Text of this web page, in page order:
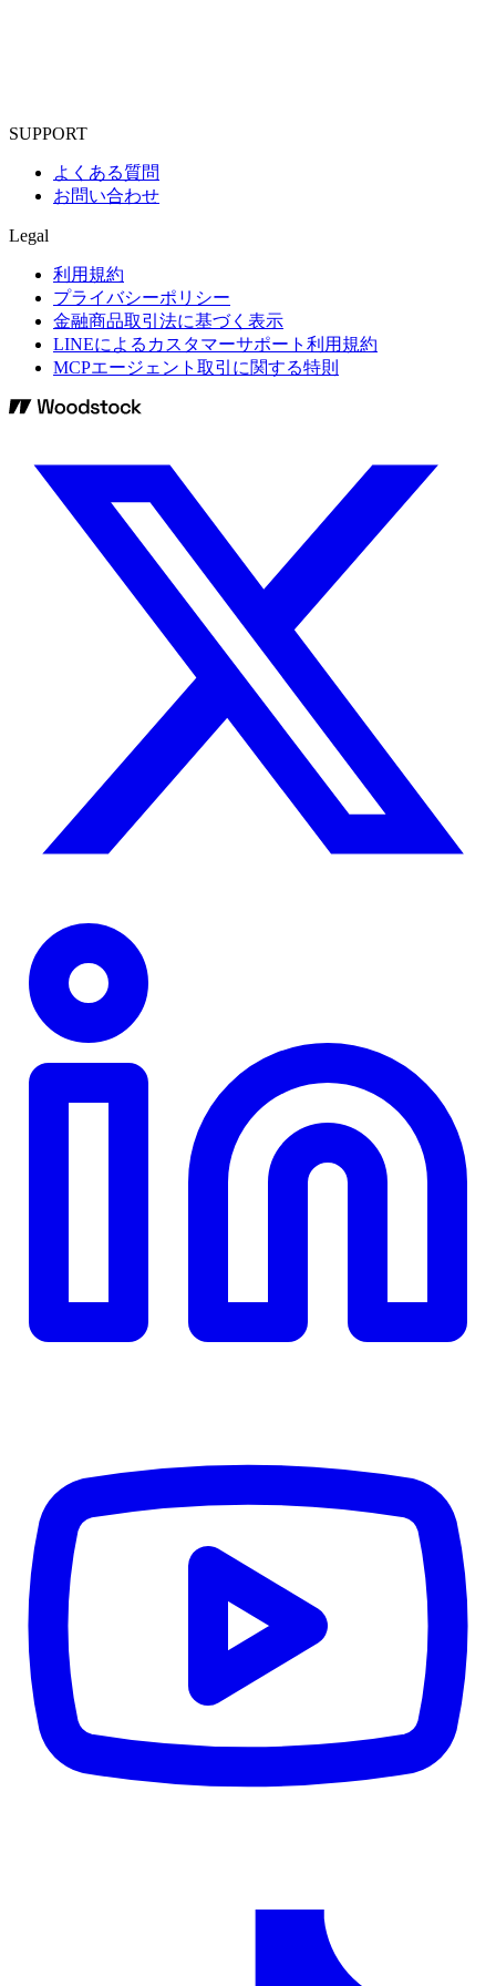
SUPPORT
よくある質問
お問い合わせ
Legal
利用規約
プライバシーポリシー
金融商品取引法に基づく表示
LINEによるカスタマーサポート利用規約
MCPエージェント取引に関する特則